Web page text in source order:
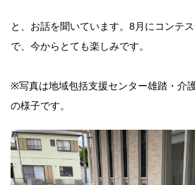
と、お話を聞いています。8月にコンテ
で、今からとても楽しみです。
※写真は地域包括支援センター雄踏・介
の様子です。